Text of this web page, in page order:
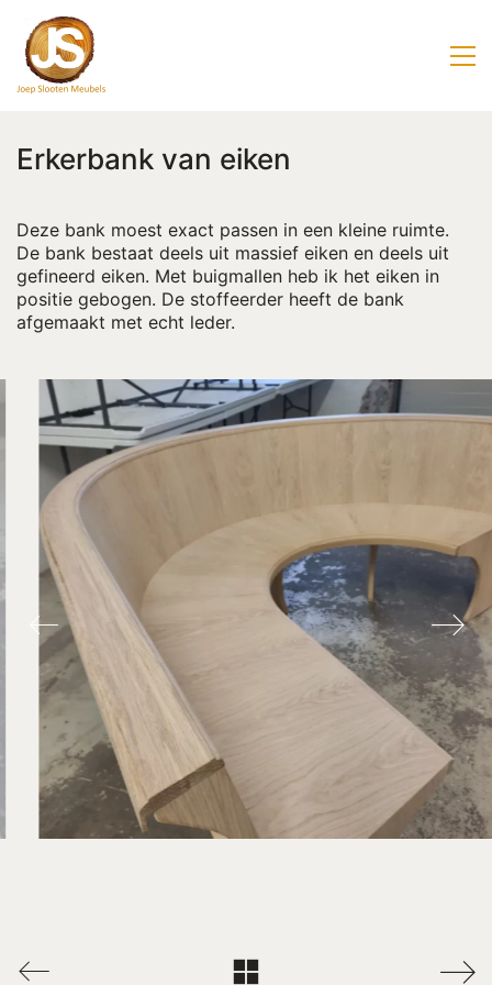
Erkerbank van eiken
Deze bank moest exact passen in een kleine ruimte.
De bank bestaat deels uit massief eiken en deels uit
gefineerd eiken. Met buigmallen heb ik het eiken in
positie gebogen. De stoffeerder heeft de bank
afgemaakt met echt leder.